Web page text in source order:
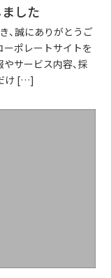
した
、誠にありがとうご
ーポレートサイトを
サービス内容、採
け […]